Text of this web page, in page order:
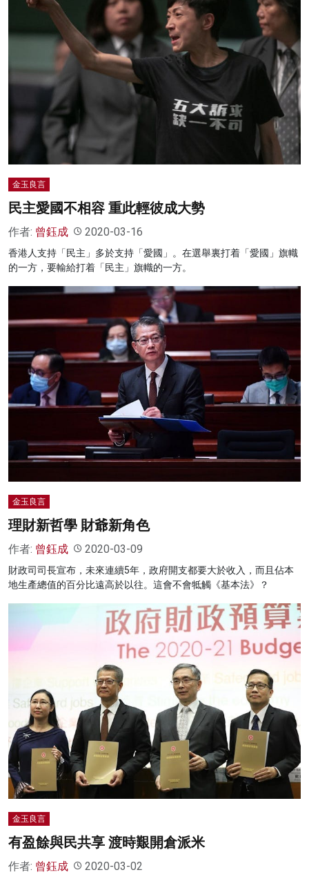
金玉良言
民主愛國不相容 重此輕彼成大勢
作者: 曾鈺成 2020-03-16
香港人支持「民主」多於支持「愛國」。在選舉裏打着「愛國」旗幟
的一方，要輸給打着「民主」旗幟的一方。
金玉良言
理財新哲學 財爺新角色
作者: 曾鈺成 2020-03-09
財政司司長宣布，未來連續5年，政府開支都要大於收入，而且佔本
地生產總值的百分比遠高於以往。這會不會牴觸《基本法》？
金玉良言
有盈餘與民共享 渡時艱開倉派米
作者: 曾鈺成 2020-03-02